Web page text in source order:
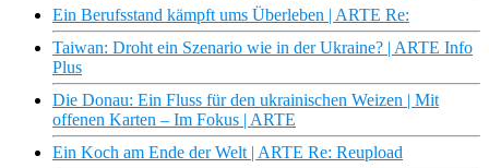
Ein Berufsstand kämpft ums Überleben | ARTE Re:
Taiwan: Droht ein Szenario wie in der Ukraine? | ARTE Info
Plus
Die Donau: Ein Fluss für den ukrainischen Weizen | Mit
offenen Karten – Im Fokus | ARTE
Ein Koch am Ende der Welt | ARTE Re: Reupload